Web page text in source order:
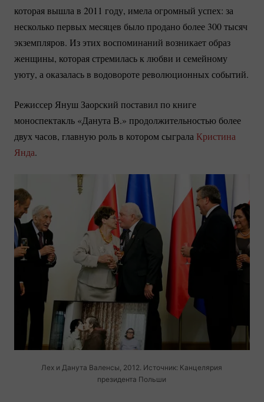
которая вышла в 2011 году, имела огромный успех: за
несколько первых месяцев было продано более 300 тысяч
экземпляров. Из этих воспоминаний возникает образ
женщины, которая стремилась к любви и семейному
уюту, а оказалась в водовороте революционных событий.
Режиссер Януш Заорский поставил по книге
моноспектакль «Данута В.» продолжительностью более
двух часов, главную роль в котором сыграла Кристина
Янда.
Лех и Данута Валенсы, 2012. Источник: Канцелярия
президента Польши